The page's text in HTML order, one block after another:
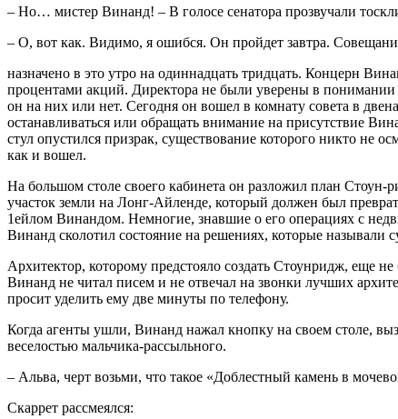
– Но… мистер Винанд! – В голосе сенатора прозвучали
– О, вот как. Видимо, я ошибся. Он пройдет завтра.
назначено в это утро на одиннадцать тридцать. Концерн
процентами акций. Директора не были уверены в понимании
он на них или нет. Сегодня он вошел в комнату совета в
останавливаться или обращать внимание на присутствие
стул опустился призрак, существование которого никто не
как и вошел.
На большом столе своего кабинета он разложил план Стоун-
участок земли на Лонг-Айленде, который должен был
1ейлом Винандом. Немногие, знавшие о его операциях с
Винанд сколотил состояние на решениях, которые называли
Архитектор, которому предстояло создать Стоунридж, еще
Винанд не читал писем и не отвечал на звонки лучших
просит уделить ему две минуты по телефону.
Когда агенты ушли, Винанд нажал кнопку на своем столе,
веселостью мальчика-рассыльного.
– Альва, черт возьми, что такое «Доблестный камень в
Скаррет рассмеялся: